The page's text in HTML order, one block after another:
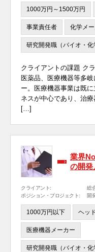
1000万円～1500万円
事業責任者 化学メー
研究開発職（バイオ・化
クライアントの課題 ク
医薬品、医療機器等多
ー。医療機器事業は既
ネスが中心であり、治
[…]
業界
の開発
クライアント:
総
ポジション・プロジェクト:
開
1000万円以下 ヘッ
医療機器メーカー
研究開発職（バイオ・化